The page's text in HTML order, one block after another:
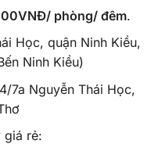
phòng/ đêm.
Học, quận Ninh Kiều,
Ninh Kiều)
7a Nguyễn Thái Học,
giá rẻ: